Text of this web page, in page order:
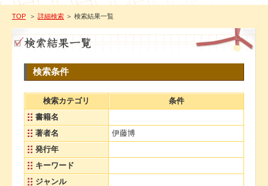
TOP ＞ 詳細検索 ＞ 検索結果一覧
検索条件
検索カテゴリ
条件
書籍名
著者名
伊藤博
発行年
キーワード
ジャンル